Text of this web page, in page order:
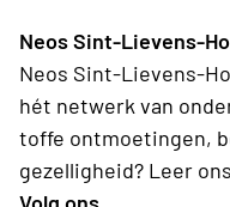
Neos Sint-Lievens-
Neos Sint-Lievens-
hét netwerk van
toffe ontmoetingen,
gezelligheid? Leer